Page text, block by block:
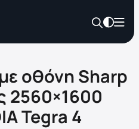
οθόνη Sharp
2560×1600
Tegra 4